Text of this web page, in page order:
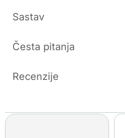
Sastav
Česta pitanja
Recenzije